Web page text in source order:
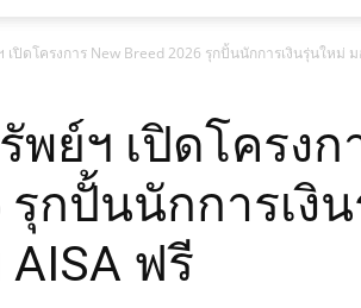
ปิดโครงการ New Breed 2026 รุกปั้นนักการเงินรุ่นใหม่
ย์ฯ เปิดโครงก
รุกปั้นนักการเงิ
ฟรี